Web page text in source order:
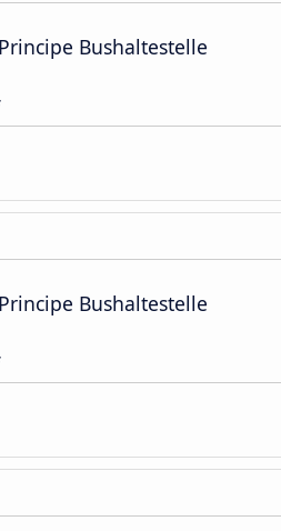
Bushaltestelle
Bushaltestelle